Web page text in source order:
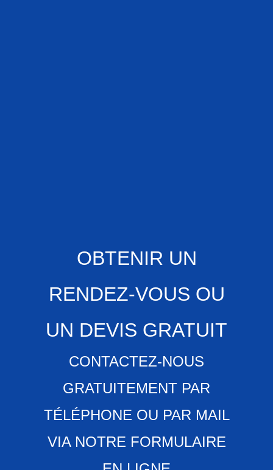
OBTENIR UN
RENDEZ-VOUS OU
UN DEVIS GRATUIT
CONTACTEZ-NOUS
GRATUITEMENT PAR
TÉLÉPHONE OU PAR MAIL
VIA NOTRE FORMULAIRE